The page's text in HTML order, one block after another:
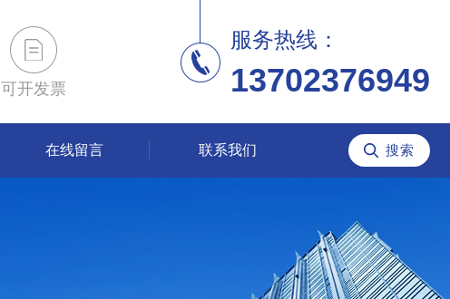
可开发票
服务热线：
13702376949
在线留言 联系我们